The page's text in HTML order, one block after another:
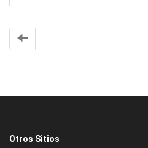
Otros Sitios